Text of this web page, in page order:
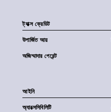
ট্যাক্স ক্রেডিট
উপার্জিত আয়
অজিম্মাদার পেরেন্ট
আইনি
অ্যাক্সেসিবিলিটি